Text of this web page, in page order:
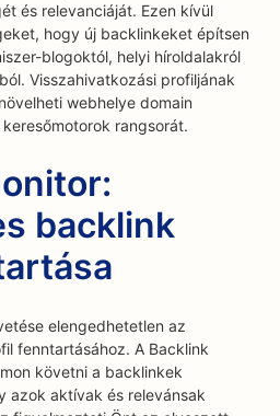
és relevanciáját. Ezen kívül
hogy új backlinkeket építsen
blogoktól, helyi híroldalakról
Visszahivatkozási profiljának
webhelye domain
rangsorát.
backlink
elengedhetetlen az
fenntartásához. A Backlink
követni a backlinkek
azok aktívak és relevánsak